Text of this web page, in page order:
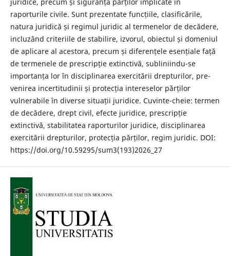
raporturile civile. Sunt prezentate funcțiile, clasificările,
natura juridică și regimul juridic al termenelor de decădere,
incluzând criteriile de stabilire, izvorul, obiectul și domeniul
de aplicare al acestora, precum și diferențele esențiale față
de termenele de prescripție extinctivă, subliniindu-se
importanța lor în disciplinarea exercitării drepturilor, pre-
venirea incertitudinii și protecția intereselor părților
vulnerabile în diverse situații juridice. Cuvinte-cheie: termen
de decădere, drept civil, efecte juridice, prescripție
extinctivă, stabilitatea raporturilor juridice, disciplinarea
exercitării drepturilor, protecția părților, regim juridic. DOI:
https://doi.org/10.59295/sum3(193)2026_27